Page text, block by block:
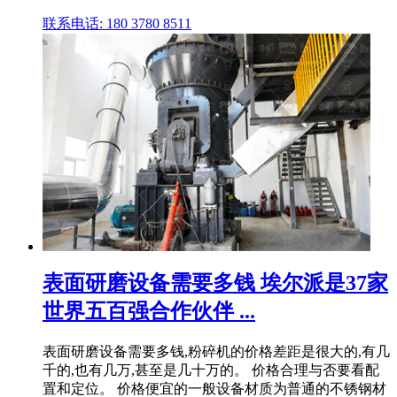
联系电话: 180 3780 8511
表面研磨设备需要多钱 埃尔派是37家
世界五百强合作伙伴 ...
表面研磨设备需要多钱,粉碎机的价格差距是很大的,有几
千的,也有几万,甚至是几十万的。 价格合理与否要看配
置和定位。 价格便宜的一般设备材质为普通的不锈钢材